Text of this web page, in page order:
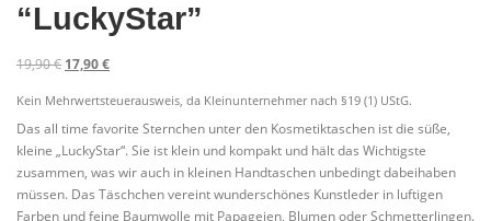
“LuckyStar”
19,90€ U
s
p
r
ü
n
g
17,90€A
t
u
e
l
l
e
Kein Mehrwertsteuerausweis, da Kleinunternehmer nach §19 (1) UStG.
Das all time favorite Sternchen unter den Kosmetiktaschen ist die süße,
kleine „LuckyStar“. Sie ist klein und kompakt und hält das Wichtigste
zusammen, was wir auch in kleinen Handtaschen unbedingt dabeihaben
müssen. Das Täschchen vereint wunderschönes Kunstleder in luftigen
Farben und feine Baumwolle mit Papageien, Blumen oder Schmetterlingen.